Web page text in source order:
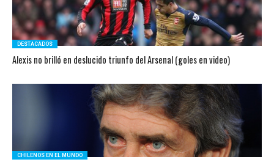
DESTACADOS
Alexis no brilló en deslucido triunfo del Arsenal (goles en video)
CHILENOS EN EL MUNDO